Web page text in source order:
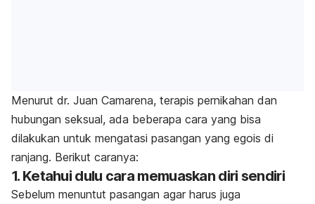
Menurut dr. Juan Camarena, terapis pernikahan dan
hubungan seksual, ada beberapa cara yang bisa
dilakukan untuk mengatasi pasangan yang egois di
ranjang. Berikut caranya:
1. Ketahui dulu cara memuaskan diri sendiri
Sebelum menuntut pasangan agar harus juga